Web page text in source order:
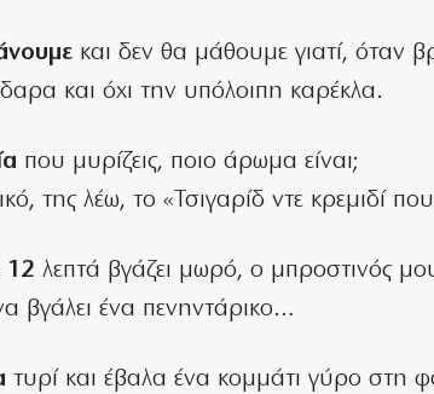
και δεν θα μάθουμε γιατί, όταν
και όχι την υπόλοιπη καρέκλα.
που μυρίζεις, ποιο άρωμα είναι;
της λέω, το «Τσιγαρίδ ντε κρεμιδί
12 λεπτά βγάζει μωρό, ο μπροστινός
βγάλει ένα πενηντάρικο…
τυρί και έβαλα ένα κομμάτι γύρο στη